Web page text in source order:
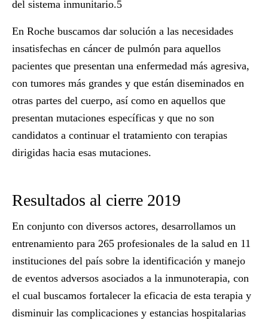
del sistema inmunitario.5
En Roche buscamos dar solución a las necesidades
insatisfechas en cáncer de pulmón para aquellos
pacientes que presentan una enfermedad más agresiva,
con tumores más grandes y que están diseminados en
otras partes del cuerpo, así como en aquellos que
presentan mutaciones específicas y que no son
candidatos a continuar el tratamiento con terapias
dirigidas hacia esas mutaciones.
Resultados al cierre 2019
En conjunto con diversos actores, desarrollamos un
entrenamiento para 265 profesionales de la salud en 11
instituciones del país sobre la identificación y manejo
de eventos adversos asociados a la inmunoterapia, con
el cual buscamos fortalecer la eficacia de esta terapia y
disminuir las complicaciones y estancias hospitalarias